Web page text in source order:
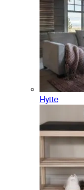
Hytte